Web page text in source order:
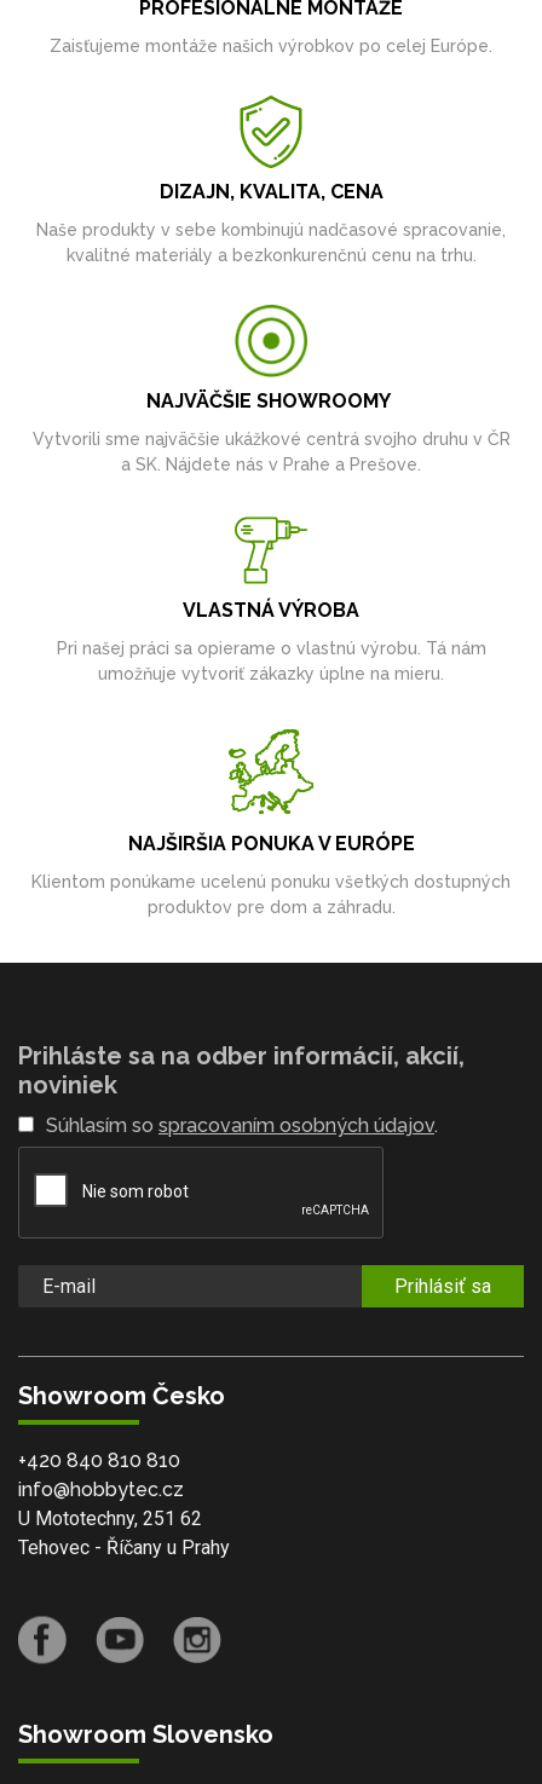
PROFESIONÁLNE MONTÁŽE
Zaisťujeme montáže našich výrobkov po celej Európe.
DIZAJN, KVALITA, CENA
Naše produkty v sebe kombinujú nadčasové spracovanie,
kvalitné materiály a bezkonkurenčnú cenu na trhu.
NAJVÄČŠIE SHOWROOMY
Vytvorili sme najväčšie ukážkové centrá svojho druhu v ČR
a SK. Nájdete nás v Prahe a Prešove.
VLASTNÁ VÝROBA
Pri našej práci sa opierame o vlastnú výrobu. Tá nám
umožňuje vytvoriť zákazky úplne na mieru.
NAJŠIRŠIA PONUKA V EURÓPE
Klientom ponúkame ucelenú ponuku všetkých dostupných
produktov pre dom a záhradu.
Prihláste sa na odber informácií, akcií,
noviniek
Súhlasím so spracovaním osobných údajov.
Prihlásiť sa
Showroom Česko
+420 840 810 810
info@hobbytec.cz
U Mototechny, 251 62
Tehovec - Říčany u Prahy
Showroom Slovensko